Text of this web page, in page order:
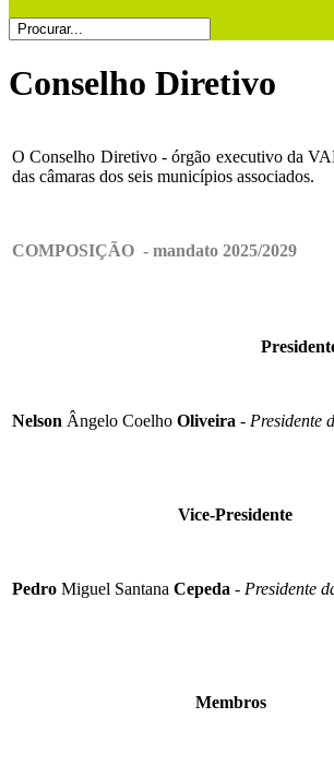
Conselho Diretivo
O Conselho Diretivo - órgão executivo da
das câmaras dos seis municípios associados.
COMPOSIÇÃO - mandato 2025/2029
Nelson Ângelo Coelho Oliveira - Presidente
Vice-Presidente
Pedro Miguel Santana Cepeda - Presidente
Membros